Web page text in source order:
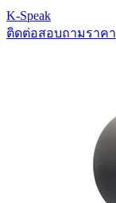
K-Speak
ติดต่อสอบถามราคา